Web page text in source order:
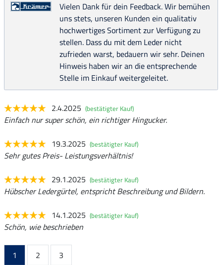
Vielen Dank für dein Feedback. Wir bemühen
uns stets, unseren Kunden ein qualitativ
hochwertiges Sortiment zur Verfügung zu
stellen. Dass du mit dem Leder nicht
zufrieden warst, bedauern wir sehr. Deinen
Hinweis haben wir an die entsprechende
Stelle im Einkauf weitergeleitet.
2.4.2025 (bestätigter Kauf)
Einfach nur super schön, ein richtiger Hingucker.
19.3.2025 (bestätigter Kauf)
Sehr gutes Preis- Leistungsverhältnis!
29.1.2025 (bestätigter Kauf)
Hübscher Ledergürtel, entspricht Beschreibung und Bildern.
14.1.2025 (bestätigter Kauf)
Schön, wie beschrieben
1 2
3